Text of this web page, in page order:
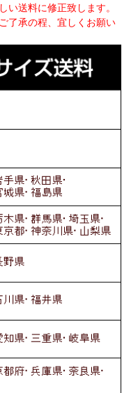
い送料に修正致します。
了承の程、宜しくお願い